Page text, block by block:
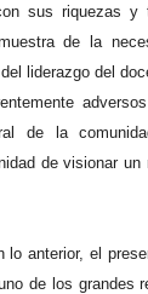
sus riquezas y
de la
liderazgo del
de la
de visionar
lo anterior, el
de los grandes